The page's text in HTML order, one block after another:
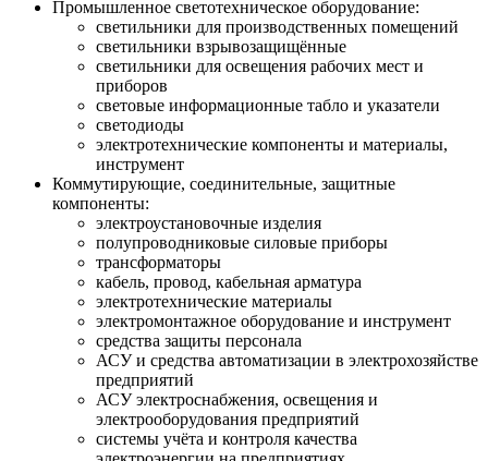
Промышленное светотехническое оборудование:
светильники для производственных помещений
светильники взрывозащищённые
светильники для освещения рабочих мест и
приборов
световые информационные табло и указатели
светодиоды
электротехнические компоненты и материалы,
инструмент
Коммутирующие, соединительные, защитные
компоненты:
электроустановочные изделия
полупроводниковые силовые приборы
трансформаторы
кабель, провод, кабельная арматура
электротехнические материалы
электромонтажное оборудование и инструмент
средства защиты персонала
АСУ и средства автоматизации в электрохозяйстве
предприятий
АСУ электроснабжения, освещения и
электрооборудования предприятий
системы учёта и контроля качества